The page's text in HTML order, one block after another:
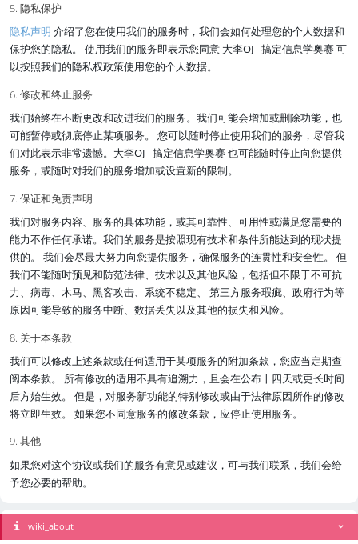
5. 隐私保护
隐私声明 介绍了您在使用我们的服务时，我们会如何处理您的个人数据和
保护您的隐私。 使用我们的服务即表示您同意 大李OJ - 搞定信息学奥赛 可
以按照我们的隐私权政策使用您的个人数据。
6. 修改和终止服务
我们始终在不断更改和改进我们的服务。我们可能会增加或删除功能，也
可能暂停或彻底停止某项服务。 您可以随时停止使用我们的服务，尽管我
们对此表示非常遗憾。大李OJ - 搞定信息学奥赛 也可能随时停止向您提供
服务，或随时对我们的服务增加或设置新的限制。
7. 保证和免责声明
我们对服务内容、服务的具体功能，或其可靠性、可用性或满足您需要的
能力不作任何承诺。我们的服务是按照现有技术和条件所能达到的现状提
供的。 我们会尽最大努力向您提供服务，确保服务的连贯性和安全性。 但
我们不能随时预见和防范法律、技术以及其他风险，包括但不限于不可抗
力、病毒、木马、黑客攻击、系统不稳定、 第三方服务瑕疵、政府行为等
原因可能导致的服务中断、数据丢失以及其他的损失和风险。
8. 关于本条款
我们可以修改上述条款或任何适用于某项服务的附加条款，您应当定期查
阅本条款。 所有修改的适用不具有追溯力，且会在公布十四天或更长时间
后方始生效。 但是，对服务新功能的特别修改或由于法律原因所作的修改
将立即生效。 如果您不同意服务的修改条款，应停止使用服务。
9. 其他
如果您对这个协议或我们的服务有意见或建议，可与我们联系，我们会给
予您必要的帮助。
wiki_about